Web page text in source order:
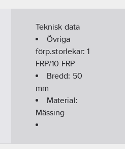
Teknisk data
Övriga
förp.storlekar:1
FRP/10 FRP
Bredd: 50
mm
Material:
Mässing